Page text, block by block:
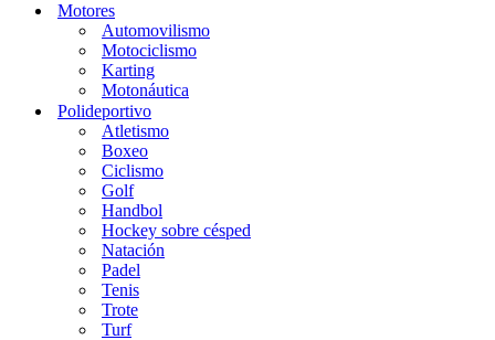
Motores
Automovilismo
Motociclismo
Karting
Motonáutica
Polideportivo
Atletismo
Boxeo
Ciclismo
Golf
Handbol
Hockey sobre césped
Natación
Padel
Tenis
Trote
Turf